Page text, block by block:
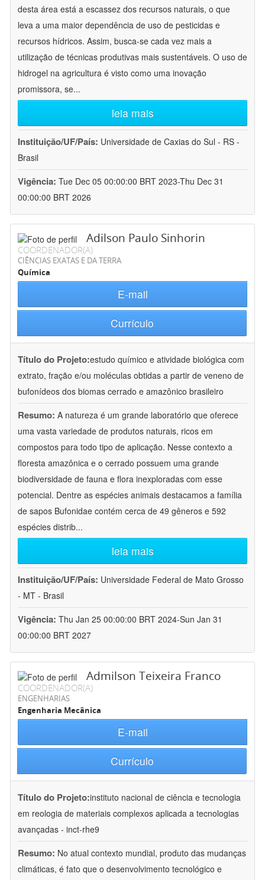
desta área está a escassez dos recursos naturais, o que
leva a uma maior dependência de uso de pesticidas e
recursos hídricos. Assim, busca-se cada vez mais a
utilização de técnicas produtivas mais sustentáveis. O uso de
hidrogel na agricultura é visto como uma inovação
promissora, se...
leia mais
Instituição/UF/País: Universidade de Caxias do Sul - RS -
Brasil
Vigência: Tue Dec 05 00:00:00 BRT 2023-Thu Dec 31
00:00:00 BRT 2026
Adilson Paulo Sinhorin
COORDENADOR(A)
CIÊNCIAS EXATAS E DA TERRA
Química
E-mail
Currículo
Título do Projeto:estudo químico e atividade biológica com
extrato, fração e/ou moléculas obtidas a partir de veneno de
bufonídeos dos biomas cerrado e amazônico brasileiro
Resumo: A natureza é um grande laboratório que oferece
uma vasta variedade de produtos naturais, ricos em
compostos para todo tipo de aplicação. Nesse contexto a
floresta amazônica e o cerrado possuem uma grande
biodiversidade de fauna e flora inexploradas com esse
potencial. Dentre as espécies animais destacamos a família
de sapos Bufonidae contém cerca de 49 gêneros e 592
espécies distrib...
leia mais
Instituição/UF/País: Universidade Federal de Mato Grosso
- MT - Brasil
Vigência: Thu Jan 25 00:00:00 BRT 2024-Sun Jan 31
00:00:00 BRT 2027
Admilson Teixeira Franco
COORDENADOR(A)
ENGENHARIAS
Engenharia Mecânica
E-mail
Currículo
Título do Projeto:instituto nacional de ciência e tecnologia
em reologia de materiais complexos aplicada a tecnologias
avançadas - inct-rhe9
Resumo: No atual contexto mundial, produto das mudanças
climáticas, é fato que o desenvolvimento tecnológico e